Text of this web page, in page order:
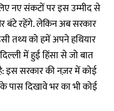
नए संकटों पर इस उम्मीद से
बंटे रहेंगे. लेकिन अब सरकार
तथ्य को हमें अपने हथियार
में हुई हिंसा से जो बात
इस सरकार की नज़र में कोई
पास दिखावे भर का भी कोई